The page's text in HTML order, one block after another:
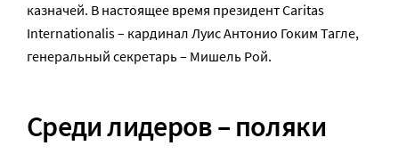
казначей. В настоящее время президент Caritas
Internationalis – кардинал Луис Антонио Гоким Тагле,
генеральный секретарь – Мишель Рой.
Среди лидеров – поляки